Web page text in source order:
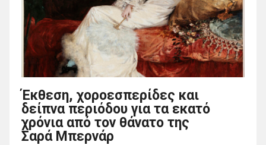
Έκθεση, χοροεσπερίδες και
δείπνα περιόδου για τα εκατό
χρόνια από τον θάνατο της
Σαρά Μπερνάρ